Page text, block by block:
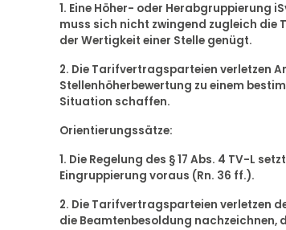
1. Eine Höher- oder Herabgruppierung
muss sich nicht zwingend zugleich die
der Wertigkeit einer Stelle genügt.
2. Die Tarifvertragsparteien verletzen
Stellenhöherbewertung zu einem
Situation schaffen.
Orientierungssätze:
1. Die Regelung des § 17 Abs. 4 TV-L
Eingruppierung voraus (Rn. 36 ff.).
2. Die Tarifvertragsparteien verletzen
die Beamtenbesoldung nachzeichnen,